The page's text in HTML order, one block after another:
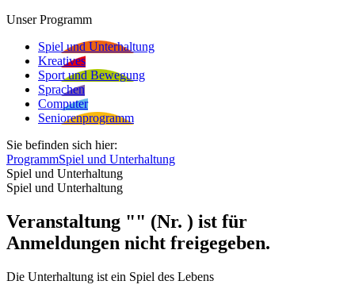
Unser Programm
Spiel und Unterhaltung
Kreatives
Sport und Bewegung
Sprachen
Computer
Seniorenprogramm
Sie befinden sich hier:
ProgrammSpiel und Unterhaltung
Spiel und Unterhaltung
Spiel und Unterhaltung
Veranstaltung "" (Nr. ) ist für
Anmeldungen nicht freigegeben.
Die Unterhaltung ist ein Spiel des Lebens